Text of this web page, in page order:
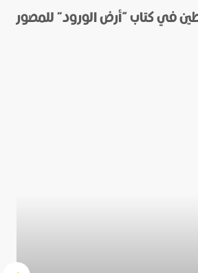
في كتاب “أرض الورود” للمصور